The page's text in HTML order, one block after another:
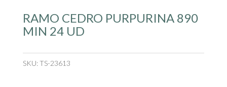
RAMO CEDRO PURPURINA 890
MIN 24 UD
SKU:TS-23613